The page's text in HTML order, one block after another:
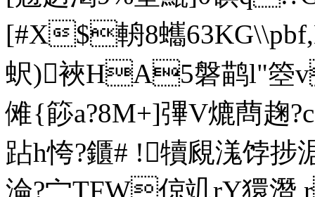
[#X$輈8蠵
蚇)裌HA5磐鹋l"箜
傩{篎a?8M+]彃V熝蔄趜?
跕h恗 ?鑎# !犢覛
淪?宀TFW倞竌rY獧潛